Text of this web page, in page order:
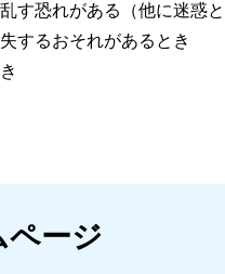
す恐れがある（他に迷惑
するおそれがあるとき
ページ